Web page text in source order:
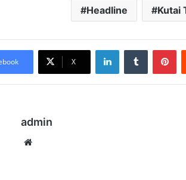
Headline Kutai
X
LinkedInTumblr
admin